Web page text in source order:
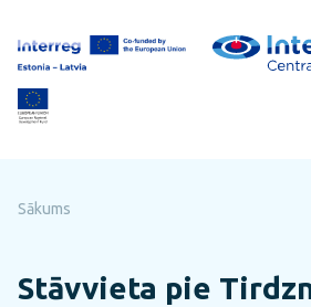
uz
lapas
saturu
Sākums
Stāvvieta pie